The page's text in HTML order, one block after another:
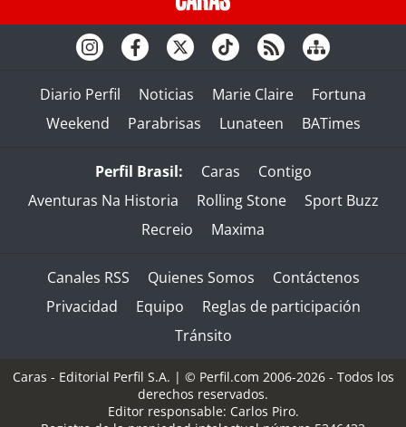
Diario Perfil Noticias Marie Claire
Fortuna
Weekend
Parabrisas Lunateen BATimes
Perfil Brasil: Caras
Contigo
Aventuras Na Historia
Rolling Stone
Sport Buzz
Recreio
Maxima
Canales RSS Quienes Somos
Contáctenos
Privacidad
Equipo
Reglas de participación
Tránsito
Caras - Editorial Perfil S.A. | © Perfil.com 2006-2026 - Todos los
derechos reservados.
Editor responsable: Carlos Piro.